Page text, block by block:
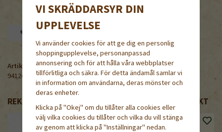
Artikelnummer:
941265
REKOMMENDERADE TILLBEHÖR TILL DENNA PRODUKT
VI SKRÄDDARSYR DIN
UPPLEVELSE
Vi använder cookies för att ge dig en personlig
shoppingupplevelse, personanpassad
annonsering och för att hålla våra webbplatser
tillförlitliga och säkra. För detta ändamål samlar vi
in information om användarna, deras mönster och
deras enheter.
Klicka på "Okej" om du tillåter alla cookies eller
välj vilka cookies du tillåter och vilka du vill stänga
av genom att klicka på "Inställningar" nedan.